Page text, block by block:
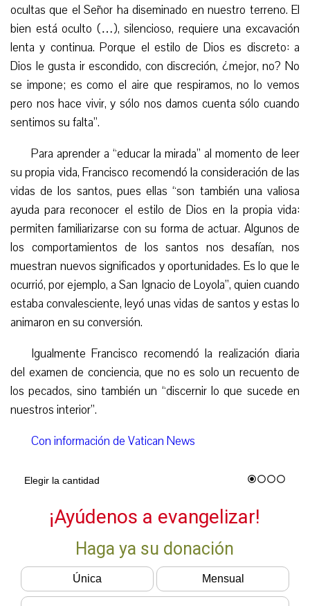
ocultas que el Señor ha diseminado en nuestro terreno. El
bien está oculto (…), silencioso, requiere una excavación
lenta y continua. Porque el estilo de Dios es discreto: a
Dios le gusta ir escondido, con discreción, ¿mejor, no? No
se impone; es como el aire que respiramos, no lo vemos
pero nos hace vivir, y sólo nos damos cuenta sólo cuando
sentimos su falta”.
Para aprender a “educar la mirada” al momento de leer
su propia vida, Francisco recomendó la consideración de las
vidas de los santos, pues ellas “son también una valiosa
ayuda para reconocer el estilo de Dios en la propia vida:
permiten familiarizarse con su forma de actuar. Algunos de
los comportamientos de los santos nos desafían, nos
muestran nuevos significados y oportunidades. Es lo que le
ocurrió, por ejemplo, a San Ignacio de Loyola”, quien cuando
estaba convalesciente, leyó unas vidas de santos y estas lo
animaron en su conversión.
Igualmente Francisco recomendó la realización diaria
del examen de conciencia, que no es solo un recuento de
los pecados, sino también un “discernir lo que sucede en
nuestros interior”.
Con información de Vatican News